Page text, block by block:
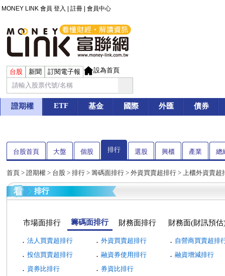
MONEY LINK 會員 登入 註冊 會員中心
台股 新聞 訂閱電子報 設為首頁
證期權 ETF 基金 國際 外匯 債券
台股首頁 大盤 個股 排行 選股 興櫃 產業 總
首頁 > 證期權 > 台股 > 排行 > 籌碼面排行 > 外資買賣超排行 > 上櫃外資賣超
排行
市場面排行 籌碼面排行 財務面排行 財務面(財訊預估
． 法人買賣超排行 ． 外資買賣超排行 ． 自營商買賣超排
． 投信買賣超排行 ． 融資券使用排行 ． 融資增減排行
． 資券比排行 ． 券資比排行